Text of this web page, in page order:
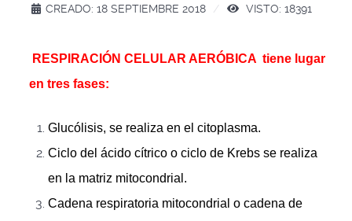
CREADO: 18 SEPTIEMBRE 2018
VISTO: 18391
RESPIRACIÓN CELULAR AERÓBICA tiene lugar
en tres fases:
Glucólisis, se realiza en el citoplasma.
Ciclo del ácido cítrico o ciclo de Krebs se realiza
en la matriz mitocondrial.
Cadena respiratoria mitocondrial o cadena de